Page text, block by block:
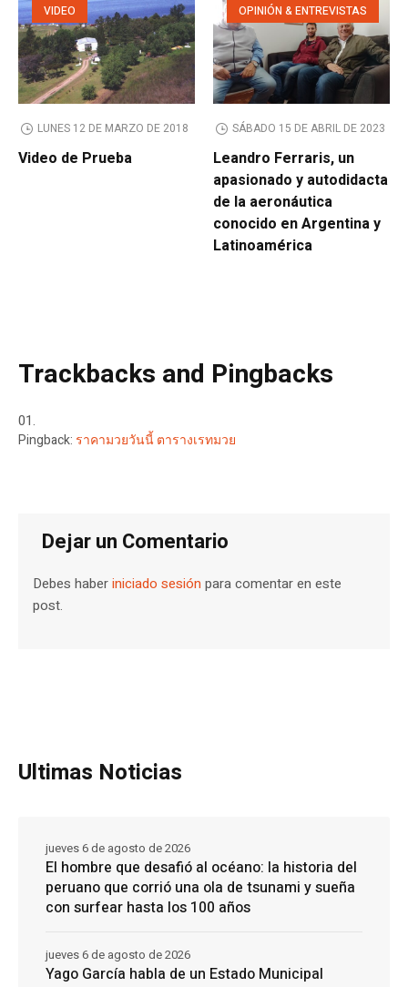
VIDEO
LUNES 12 DE MARZO DE 2018
Video de Prueba
OPINIÓN & ENTREVISTAS
SÁBADO 15 DE ABRIL DE 2023
Leandro Ferraris, un
apasionado y autodidacta
de la aeronáutica
conocido en Argentina y
Latinoamérica
Trackbacks and Pingbacks
Pingback:ราคามวยวันนี้ ตารางเรทมวย
Dejar un Comentario
Debes haberiniciado sesión para comentar en este
post.
Ultimas Noticias
El hombre que desafió al océano: la historia del
peruano que corrió una ola de tsunami y sueña
con surfear hasta los 100 años
jueves 6 de agosto de 2026
Yago García habla de un Estado Municipal
jueves 6 de agosto de 2026